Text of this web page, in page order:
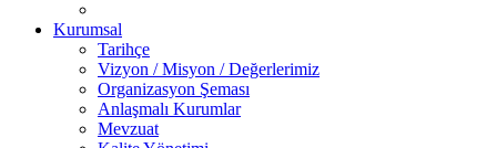
Kurumsal
Tarihçe
Vizyon / Misyon / Değerlerimiz
Organizasyon Şeması
Anlaşmalı Kurumlar
Mevzuat